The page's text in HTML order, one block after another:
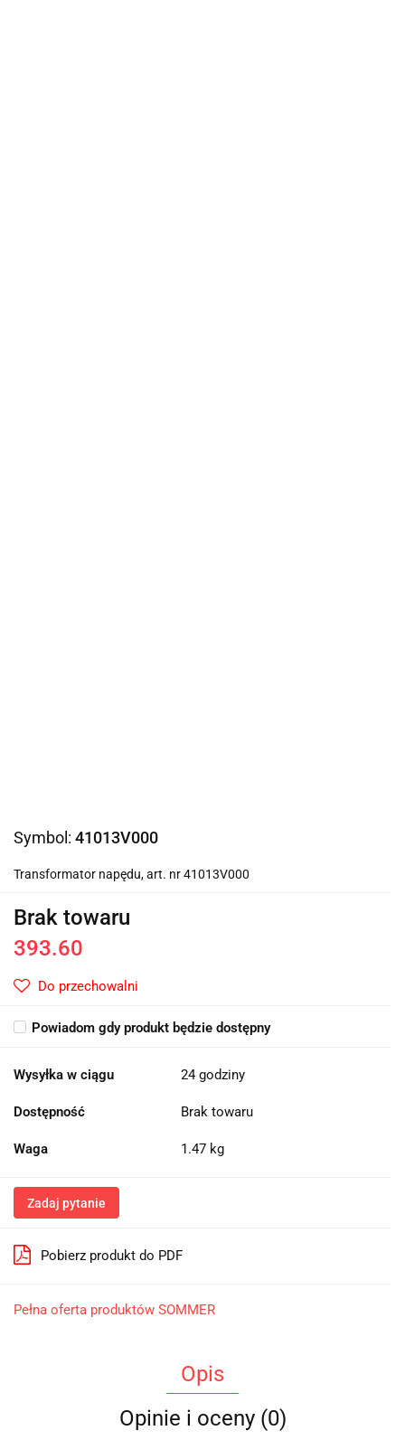
Symbol: 41013V000
Transformator napędu, art. nr 41013V000
Brak towaru
393.60
Do przechowalni
Powiadom gdy produkt będzie dostępny
Wysyłka w ciągu 24 godziny
Dostępność Brak towaru
Waga 1.47 kg
Zadaj pytanie
Pobierz produkt do PDF
Pełna oferta produktów SOMMER
Opis
Opinie i oceny (0)